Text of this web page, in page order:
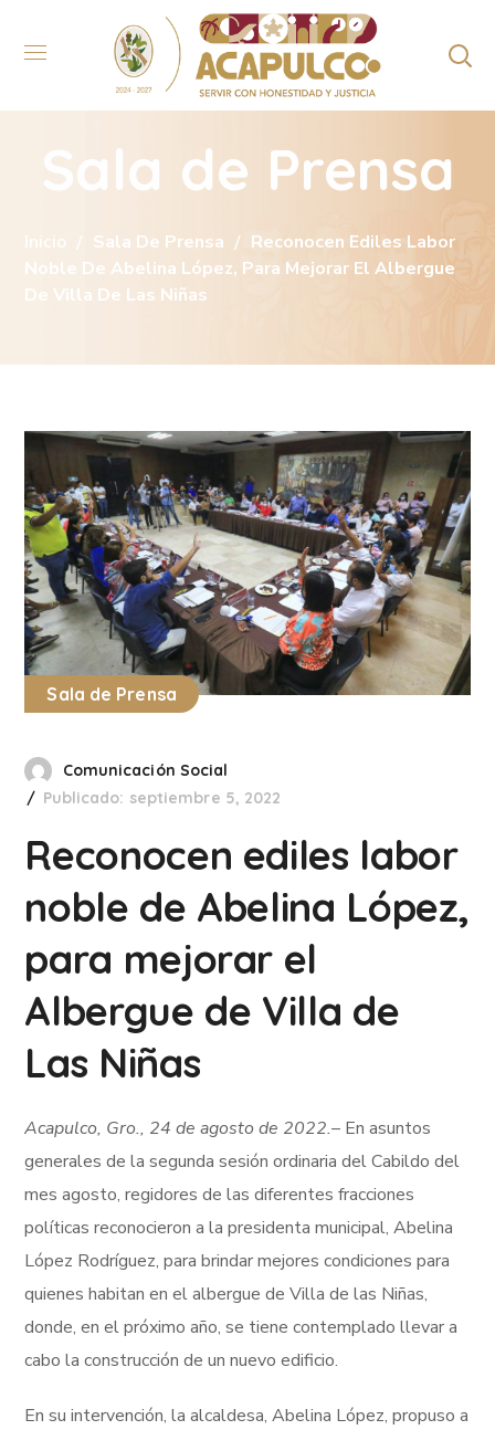
Sala de Prensa
Inicio Sala De Prensa
Reconocen Ediles Labor
Noble De Abelina López, Para Mejorar El Albergue
De Villa De Las Niñas
Sala de Prensa
Comunicación Social
Publicado: septiembre 5, 2022
Reconocen ediles labor
noble de Abelina López,
para mejorar el
Albergue de Villa de
Las Niñas
Acapulco, Gro., 24 de agosto de 2022.– En asuntos
generales de la segunda sesión ordinaria del Cabildo del
mes agosto, regidores de las diferentes fracciones
políticas reconocieron a la presidenta municipal, Abelina
López Rodríguez, para brindar mejores condiciones para
quienes habitan en el albergue de Villa de las Niñas,
donde, en el próximo año, se tiene contemplado llevar a
cabo la construcción de un nuevo edificio.
En su intervención, la alcaldesa, Abelina López, propuso a